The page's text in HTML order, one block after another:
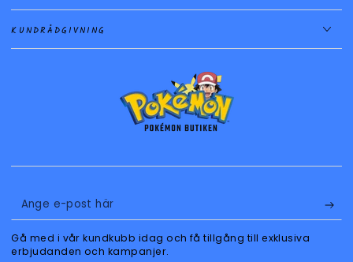
KUNDRÅDGIVNING
Ange
e-
post
Gå med i vår kundkubb idag och få tillgång till exklusiva
erbjudanden och kampanjer.